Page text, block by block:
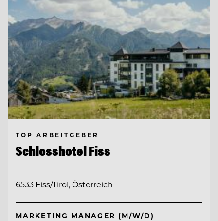
TOP ARBEITGEBER
Schlosshotel Fiss
6533 Fiss/Tirol, Österreich
MARKETING MANAGER (M/W/D)